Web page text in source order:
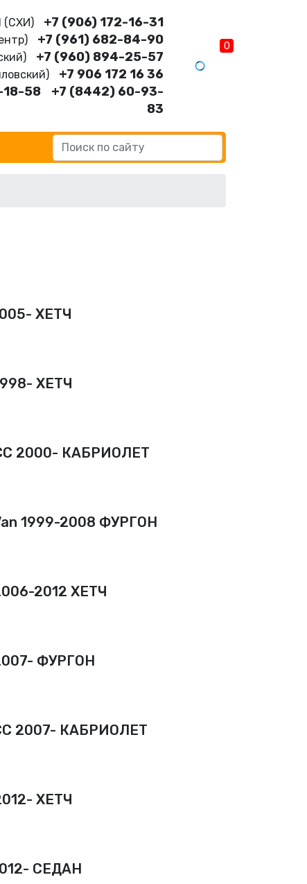
(CХИ) +7 (906) 172-16-31
+7 (961) 682-84-90
+7 (960) 894-25-57
+7 906 172 16 36
18-58
+7 (8442) 60-93-
83
0
ХЕТЧ
ХЕТЧ
2000- КАБРИОЛЕТ
1999-2008 ФУРГОН
2012 ХЕТЧ
ФУРГОН
2007- КАБРИОЛЕТ
ХЕТЧ
СЕДАН